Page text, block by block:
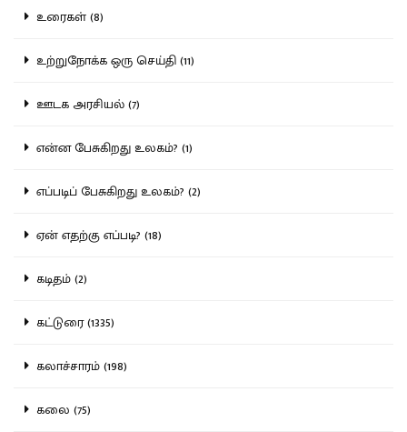
உரைகள் (8)
உற்றுநோக்க ஒரு செய்தி (11)
ஊடக அரசியல் (7)
என்ன பேசுகிறது உலகம்? (1)
எப்படிப் பேசுகிறது உலகம்? (2)
ஏன் எதற்கு எப்படி? (18)
கடிதம் (2)
கட்டுரை (1335)
கலாச்சாரம் (198)
கலை (75)